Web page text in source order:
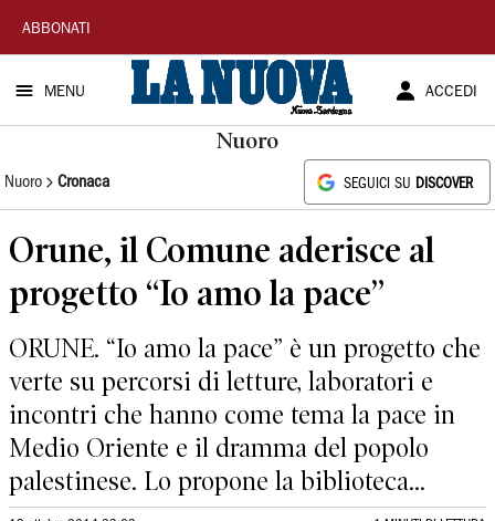
La
Nuova
Sardegna
ABBONATI
MENU ACCEDI
Nuoro
Nuoro Cronaca SEGUICI SU DISCOVER
Orune, il Comune aderisce al
progetto “Io amo la pace”
ORUNE. “Io amo la pace” è un progetto che
verte su percorsi di letture, laboratori e
incontri che hanno come tema la pace in
Medio Oriente e il dramma del popolo
palestinese. Lo propone la biblioteca...